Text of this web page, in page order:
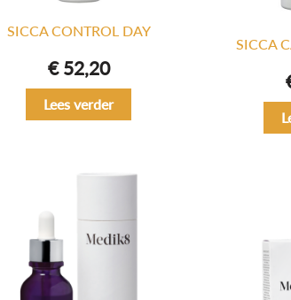
SICCA CONTROL DAY
€52,20
Lees verder
SICCA